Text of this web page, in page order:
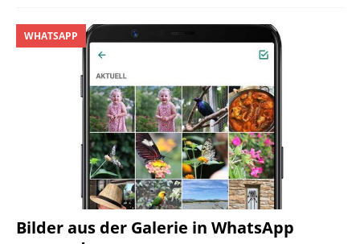
Bilder aus der Galerie in WhatsApp
WHATSAPP